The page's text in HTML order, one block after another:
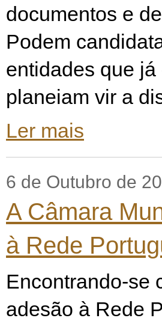
documentos e
Podem
entidades que
planeiam vir a
Ler mais
6 de Outubro de
A Câmara
à Rede
Encontrando-se
adesão à Rede